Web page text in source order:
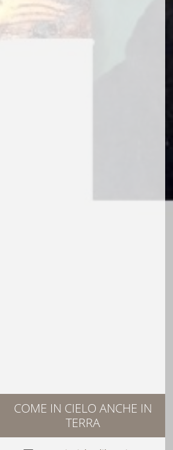
COME IN CIELO ANCHE IN
TERRA